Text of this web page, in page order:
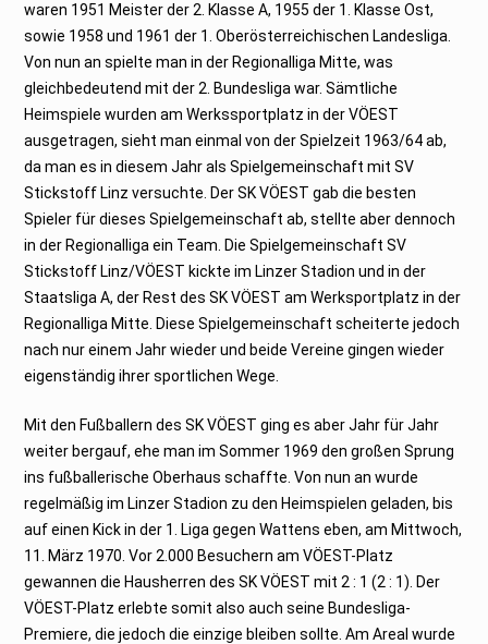
waren 1951 Meister der 2. Klasse A, 1955 der 1. Klasse Ost,
sowie 1958 und 1961 der 1. Oberösterreichischen Landesliga.
Von nun an spielte man in der Regionalliga Mitte, was
gleichbedeutend mit der 2. Bundesliga war. Sämtliche
Heimspiele wurden am Werkssportplatz in der VÖEST
ausgetragen, sieht man einmal von der Spielzeit 1963/64 ab,
da man es in diesem Jahr als Spielgemeinschaft mit SV
Stickstoff Linz versuchte. Der SK VÖEST gab die besten
Spieler für dieses Spielgemeinschaft ab, stellte aber dennoch
in der Regionalliga ein Team. Die Spielgemeinschaft SV
Stickstoff Linz/VÖEST kickte im Linzer Stadion und in der
Staatsliga A, der Rest des SK VÖEST am Werksportplatz in der
Regionalliga Mitte. Diese Spielgemeinschaft scheiterte jedoch
nach nur einem Jahr wieder und beide Vereine gingen wieder
eigenständig ihrer sportlichen Wege.
Mit den Fußballern des SK VÖEST ging es aber Jahr für Jahr
weiter bergauf, ehe man im Sommer 1969 den großen Sprung
ins fußballerische Oberhaus schaffte. Von nun an wurde
regelmäßig im Linzer Stadion zu den Heimspielen geladen, bis
auf einen Kick in der 1. Liga gegen Wattens eben, am Mittwoch,
11. März 1970. Vor 2.000 Besuchern am VÖEST-Platz
gewannen die Hausherren des SK VÖEST mit 2 : 1 (2 : 1). Der
VÖEST-Platz erlebte somit also auch seine Bundesliga-
Premiere, die jedoch die einzige bleiben sollte. Am Areal wurde